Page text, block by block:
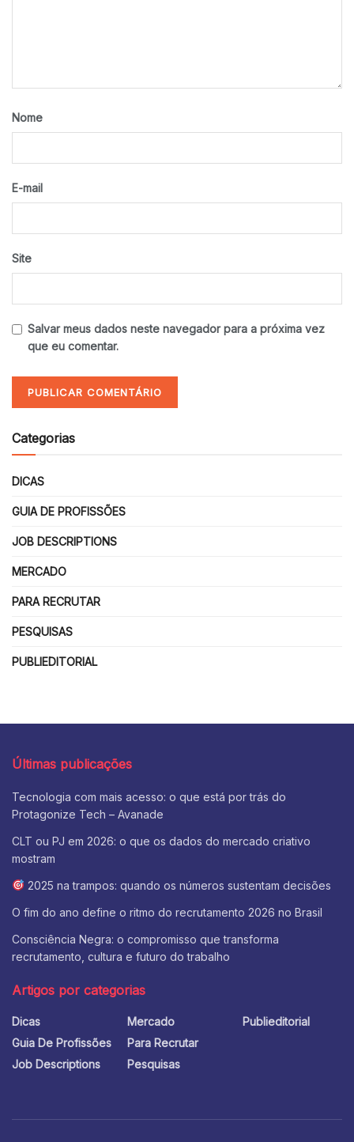
Nome
E-mail
Site
Salvar meus dados neste navegador para a próxima vez
que eu comentar.
Categorias
DICAS
GUIA DE PROFISSÕES
JOB DESCRIPTIONS
MERCADO
PARA RECRUTAR
PESQUISAS
PUBLIEDITORIAL
Últimas publicações
Tecnologia com mais acesso: o que está por trás do
Protagonize Tech – Avanade
CLT ou PJ em 2026: o que os dados do mercado criativo
mostram
2025 na trampos: quando os números sustentam decisões
O fim do ano define o ritmo do recrutamento 2026 no Brasil
Consciência Negra: o compromisso que transforma
recrutamento, cultura e futuro do trabalho
Artigos por categorias
Dicas
Guia De Profissões
Job Descriptions
Mercado
Para Recrutar
Pesquisas
Publieditorial